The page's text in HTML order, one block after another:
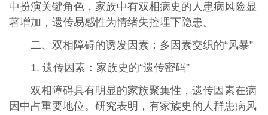
中扮演关键角色，家族中有双相病史的人患病风险显
著增加，遗传易感性为情绪失控埋下隐患。
二、双相障碍的诱发因素：多因素交织的“风暴”
1. 遗传因素：家族史的“遗传密码”
双相障碍具有明显的家族聚集性，遗传因素在病
因中占重要地位。研究表明，有家族史的人群患病风